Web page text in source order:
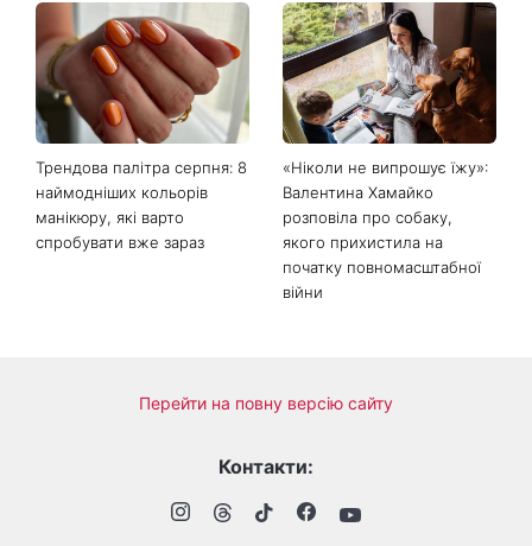
Трендова палітра серпня: 8
наймодніших кольорів
манікюру, які варто
спробувати вже зараз
«Ніколи не випрошує їжу»:
Валентина Хамайко
розповіла про собаку,
якого прихистила на
початку повномасштабної
війни
Перейти на повну версію сайту
Контакти: